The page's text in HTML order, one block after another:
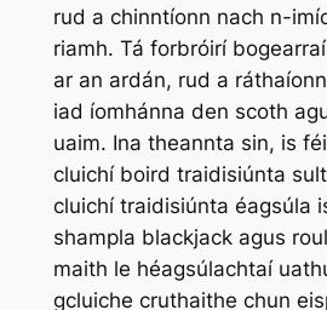
rud a chinntíonn nach n-
riamh. Tá forbróirí
ar an ardán, rud a
iad íomhánna den scoth
uaim. Ina theannta sin, is
cluichí boird traidisiúnta
cluichí traidisiúnta éagsúla
shampla blackjack agus
maith le héagsúlachtaí
gcluiche cruthaithe chun